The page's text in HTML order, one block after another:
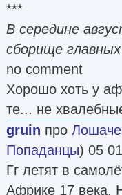
***
В середине
сборище
no comment
Хорошо хоть у
те... не
gruin про
Попаданцы) 05 01
Гг летят в
Африке 17 века.